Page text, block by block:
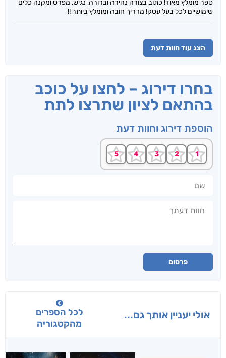
ספר מומלץ מאוד! כתוב בצורה נהירה וברורה, נגיש, מפרט ומקנה כלים
שימושיים לכל בעל עסק! מדריך חובה ומומלץ ביותר !!
הצג עוד חוות דעת
בחרו דירוג – לחצו על כוכב
בהתאם לציון שתרצו לתת
הוספת דירוג וחוות דעת
פרסום
אולי יעניין אותך גם...
לכל הספרים
מהקטגוריה